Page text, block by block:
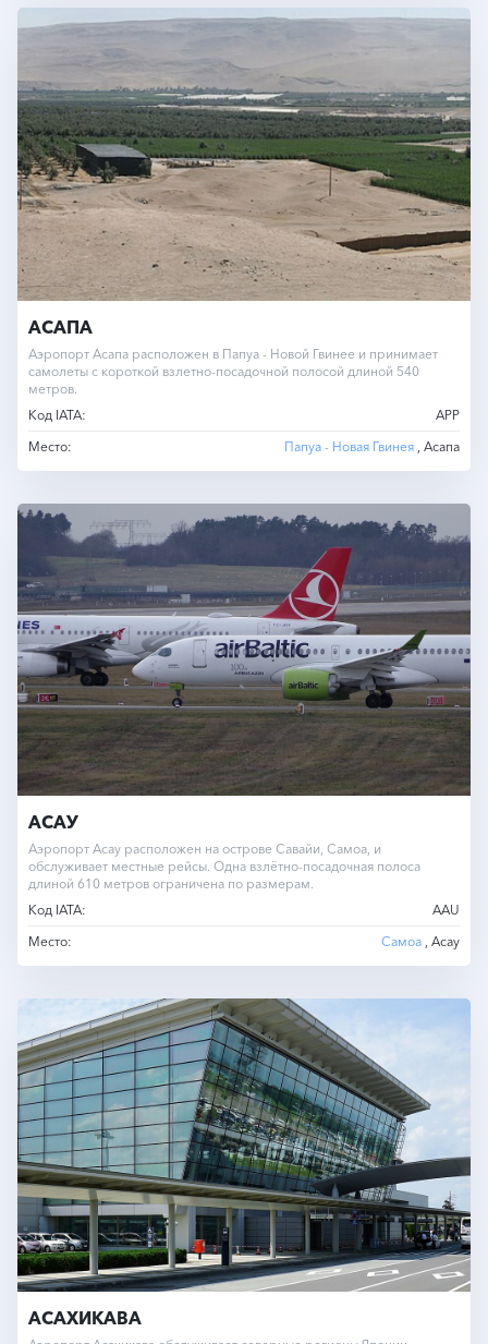
АСАПА
Аэропорт Асапа расположен в Папуа - Новой Гвинее и принимает
самолеты с короткой взлетно-посадочной полосой длиной 540
метров.
Код IATA:
APP
Место:
Папуа - Новая Гвинея , Асапа
АСАУ
Аэропорт Асау расположен на острове Савайи, Самоа, и
обслуживает местные рейсы. Одна взлётно-посадочная полоса
длиной 610 метров ограничена по размерам.
Код IATA:
AAU
Место:
Самоа , Асау
АСАХИКАВА